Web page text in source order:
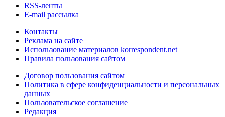
RSS-ленты
E-mail рассылка
Контакты
Реклама на сайте
Использование материалов korrespondent.net
Правила пользования сайтом
Договор пользования сайтом
Политика в сфере конфиденциальности и персональных
данных
Пользовательское соглашение
Редакция